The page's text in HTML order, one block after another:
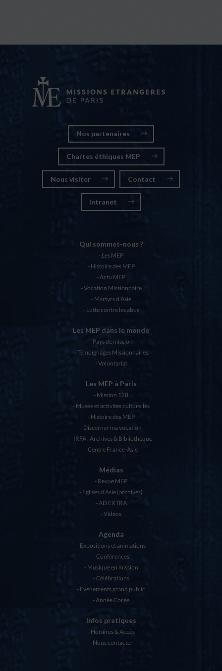
Nos partenaires
Chartes éthiques MEP
Nous visiter Contact
Intranet
Qui sommes-nous ?
Les MEP
Histoire des MEP
Actu MEP
Vocation Missionnaire
Martyrs d’Asie
Lutte contre les abus
Les MEP dans le monde
Pays de mission
Témoignages Missionnaires
Volontariat
Les MEP à Paris
Mission 128
Musée et activités culturelles
Histoire des MEP
Discerner ma vocation
IRFA : Archives & Bibliothèque
Centre France-Asie
Médias
Revue MEP
Eglises d’Asie (archives)
AD EXTRA
Vidéos
Agenda
Expositions et animations
Conférences
Musique en mission
Célébrations
Evénements grand public
Année Corée
Infos pratiques
Horaires & Accès
Nous contacter